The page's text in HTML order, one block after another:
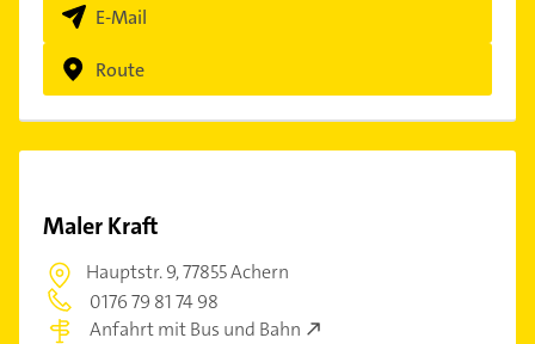
E-Mail
Route
Maler Kraft
Hauptstr. 9,77855 Achern
0176 79 81 74 98
Anfahrt mit Bus und Bahn